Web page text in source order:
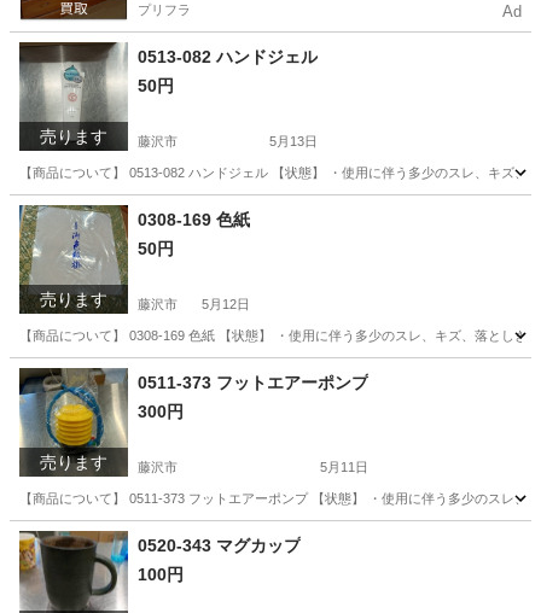
プリフラ Ad
売ります
0513-082 ハンドジェル
50円
藤沢市 5月13日
【商品について】 0513-082 ハンドジェル 【状態】 ・使用に伴う多少のスレ、キズ
神奈川 藤沢市 リユース
売ります
0308-169 色紙
50円
藤沢市 5月12日
【商品について】 0308-169 色紙 【状態】 ・使用に伴う多少のスレ、キズ、落とし
神奈川 藤沢市 リユース
売ります
0511-373 フットエアーポンプ
300円
藤沢市 5月11日
【商品について】 0511-373 フットエアーポンプ 【状態】 ・使用に伴う多少のスレ
神奈川 藤沢市 リユース
0520-343 マグカップ
100円